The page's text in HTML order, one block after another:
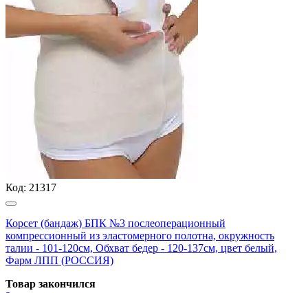
Код: 21317
Корсет (бандаж) БПК №3 послеоперационный
компрессионный из эластомерного полотна, окружность
талии - 101-120см, Обхват бедер - 120-137см, цвет белый,
Фарм ЛПП (РОССИЯ)
Товар закончился